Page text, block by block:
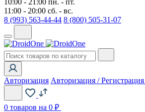
10:00 - 21:00 пн. - пт.
11:00 - 20:00 сб. - вс.
8 (993) 563-44-44 8 (800) 505-31-07
Авторизация Авторизация /
0 товаров на 0 ₽